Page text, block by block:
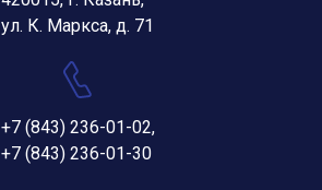
ул. К. Маркса, д. 71
+7 (843) 236-01-02,
+7 (843) 236-01-30